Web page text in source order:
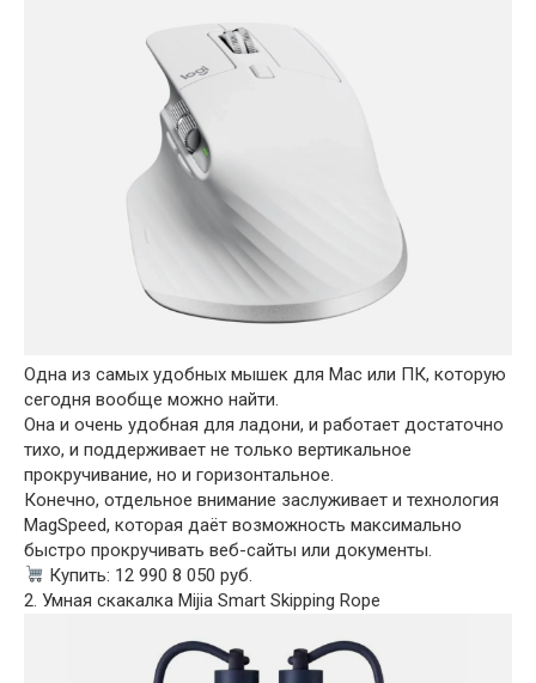
Одна из самых удобных мышек для Mac или ПК, которую
сегодня вообще можно найти.
Она и очень удобная для ладони, и работает достаточно
тихо, и поддерживает не только вертикальное
прокручивание, но и горизонтальное.
Конечно, отдельное внимание заслуживает и технология
MagSpeed, которая даёт возможность максимально
быстро прокручивать веб-сайты или документы.
Купить: 12 990 8 050 руб.
2. Умная скакалка Mijia Smart Skipping Rope